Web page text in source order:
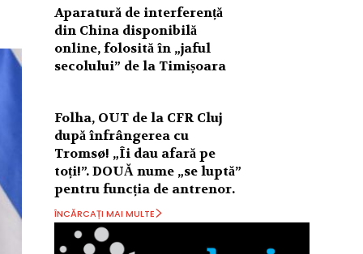
Aparatură de interferență
din China disponibilă
online, folosită în „jaful
secolului” de la Timișoara
Folha, OUT de la CFR Cluj
după înfrângerea cu
Tromsø! „Îi dau afară pe
toți!”. DOUĂ nume „se luptă”
pentru funcția de antrenor.
ÎNCĂRCAȚI MAI MULTE